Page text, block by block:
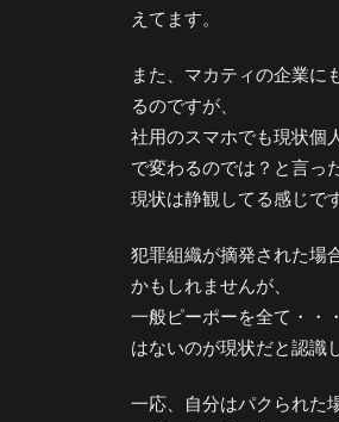
えてます。
また、マカティの企業に
るのですが、
社用のスマホでも現状個
で変わるのでは？と言っ
現状は静観してる感じです
犯罪組織が摘発された場
かもしれませんが、
一般ピーポーを全て・・
はないのが現状だと認識
一応、自分はパクられた